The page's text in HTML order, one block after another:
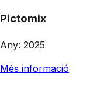
Pictomix
Any: 2025
Més informació